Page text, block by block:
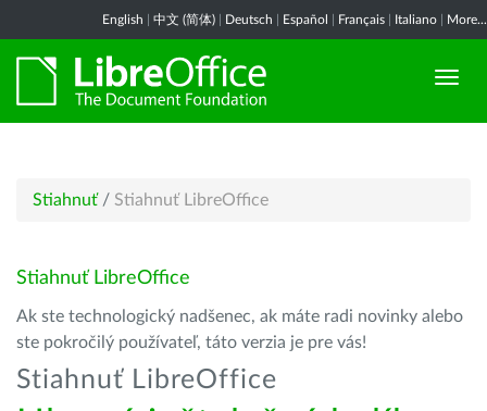
English 中文 (简体) Deutsch Español Français Italiano More...
Stiahnuť / Stiahnuť LibreOffice
Stiahnuť LibreOffice
Ak ste technologický nadšenec, ak máte radi novinky alebo
ste pokročilý používateľ, táto verzia je pre vás!
Stiahnuť LibreOffice